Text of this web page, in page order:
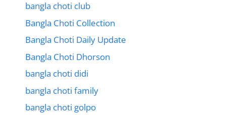
bangla choti club
Bangla Choti Collection
Bangla Choti Daily Update
Bangla Choti Dhorson
bangla choti didi
bangla choti family
bangla choti golpo